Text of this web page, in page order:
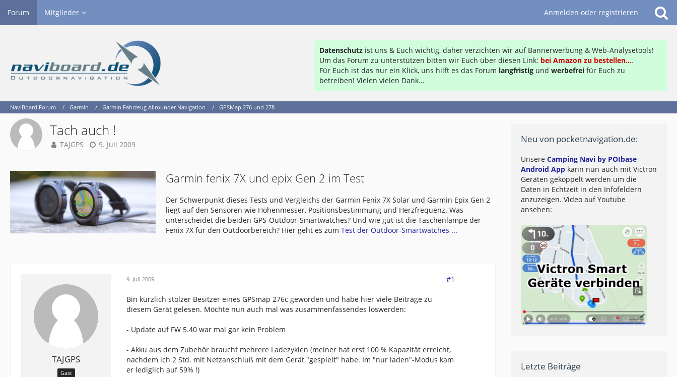
Forum Mitglieder Anmelden oder registrieren
Datenschutz ist uns & Euch wichtig, daher verzichten wir auf Bannerwerbung & Web-Analysetools!
Um das Forum zu unterstützen bitten wir Euch über diesen Link: bei Amazon zu bestellen....
Für Euch ist das nur ein Klick, uns hilft es das Forum langfristig und werbefrei für Euch zu
betreiben! Vielen vielen Dank...
NaviBoard Forum Garmin Garmin Fahrzeug Allrounder Navigation GPSMap 276 und 278
Tach auch !
TAJGPS 9. Juli 2009
Garmin fenix 7X und epix Gen 2 im Test
Der Schwerpunkt dieses Tests und Vergleichs der Garmin Fenix 7X Solar und Garmin Epix Gen 2
liegt auf den Sensoren wie Höhenmesser, Positionsbestimmung und Herzfrequenz. Was
unterscheidet die beiden GPS-Outdoor-Smartwatches? Und wie gut ist die Taschenlampe der
Fenix 7X für den Outdoorbereich? Hier geht es zumTest der Outdoor-Smartwatches ...
TAJGPS
Gast
9. Juli 2009 #1
Bin kürzlich stolzer Besitzer eines GPSmap 276c geworden und habe hier viele Beiträge zu
diesem Gerät gelesen. Möchte nun auch mal was zusammenfassendes loswerden:
- Update auf FW 5.40 war mal gar kein Problem
- Akku aus dem Zubehör braucht mehrere Ladezyklen (meiner hat erst 100 % Kapazität erreicht,
nachdem ich 2 Std. mit Netzanschluß mit dem Gerät "gespielt" habe. Im "nur laden"-Modus kam
er lediglich auf 59% !)
Neu von pocketnavigation.de:
Unsere Camping Navi by POIbase
Android App kann nun auch mit Victron
Geräten gekoppelt werden um die
Daten in Echtzeit in den Infofeldern
anzuzeigen. Video auf Youtube
ansehen:
Letzte Beiträge